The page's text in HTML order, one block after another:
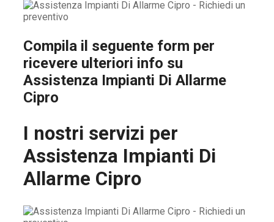
Compila il seguente form per
ricevere ulteriori info su
Assistenza Impianti Di Allarme
Cipro
I nostri servizi per
Assistenza Impianti Di
Allarme Cipro